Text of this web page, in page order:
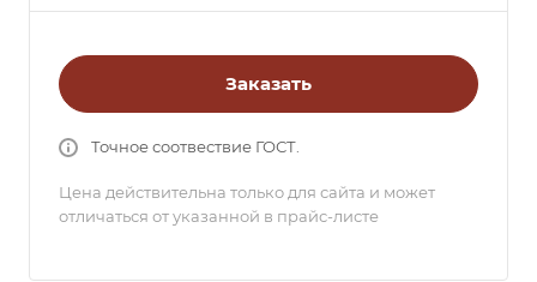
Заказать
Точное соотвествие ГОСТ.
Цена действительна только для сайта и может
отличаться от указанной в прайс-листе